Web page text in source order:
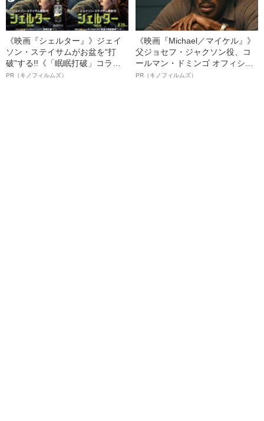
《映画『シェルター』》ジェイ
ソン・ステイサムがお盆を“打
破”する!!《「眠眠打破」コラ
ボ》
PR（キノフィルムズ）
《映画『Michael／マイケル』》
父ジョセフ・ジャクソン役、コ
ールマン・ドミンゴ オフィシャ
ルインタビュー“観客を魅了した
PR（キノフィルムズ）